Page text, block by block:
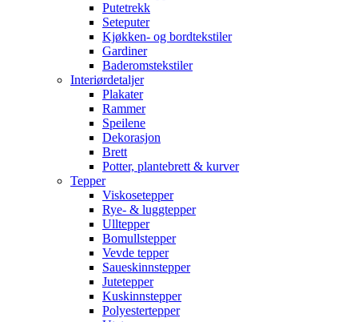
Putetrekk
Seteputer
Kjøkken- og bordtekstiler
Gardiner
Baderomstekstiler
Interiørdetaljer
Plakater
Rammer
Speilene
Dekorasjon
Brett
Potter, plantebrett & kurver
Tepper
Viskosetepper
Rye- & luggtepper
Ulltepper
Bomullstepper
Vevde tepper
Saueskinnstepper
Jutetepper
Kuskinnstepper
Polyestertepper